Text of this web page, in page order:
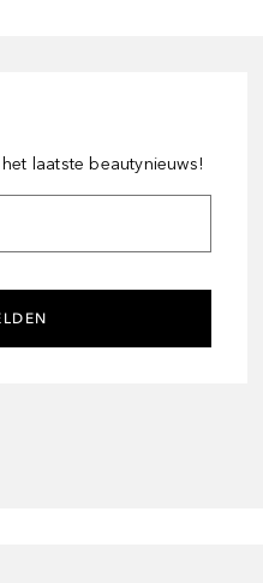
laatste beautynieuws!